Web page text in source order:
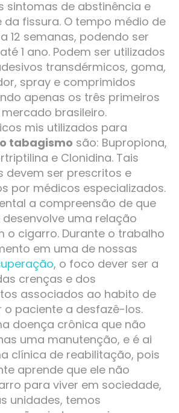
sintomas de abstinência e
da fissura. O tempo médio de
12 semanas, podendo ser
1 ano. Podem ser utilizados
transdérmicos, goma,
spray e comprimidos
apenas os três primeiros
brasileiro.
mis utilizados para
tabagismo são: Bupropiona,
e Clonidina. Tais
devem ser prescritos e
por médicos especializados.
a compreensão de que
uma relação
o cigarro. Durante o trabalho
em uma de nossas
, o foco dever ser a
crenças e dos
associados ao habito de
o paciente a desfazê-los.
doença crônica que não
uma manutenção, e é ai
clínica de reabilitação, pois
aprende que ele não
para viver em sociedade,
unidades, temos